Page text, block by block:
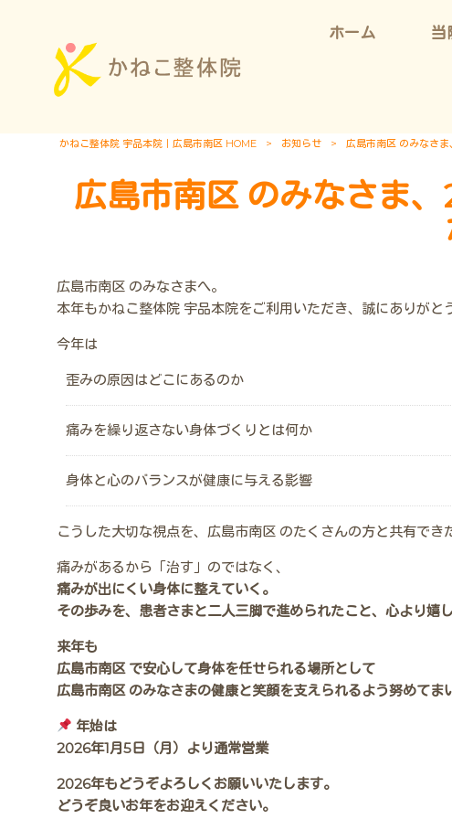
ホーム 当
かねこ整体院 宇品本院｜広島市南区 HOME > お知らせ > 広島市南区 のみなさ
広島市南区 のみなさま
広島市南区 のみなさまへ。
本年もかねこ整体院 宇品本院をご利用いただき、誠にありがと
今年は
歪みの原因はどこにあるのか
痛みを繰り返さない身体づくりとは何か
身体と心のバランスが健康に与える影響
こうした大切な視点を、広島市南区 のたくさんの方と共有でき
痛みがあるから「治す」のではなく、
痛みが出にくい身体に整えていく。
その歩みを、患者さまと二人三脚で進められたこと、心より嬉
来年も
広島市南区 で安心して身体を任せられる場所として
広島市南区 のみなさまの健康と笑顔を支えられるよう努めてま
年始は
2026年1月5日（月）より通常営業
2026年もどうぞよろしくお願いいたします。
どうぞ良いお年をお迎えください。